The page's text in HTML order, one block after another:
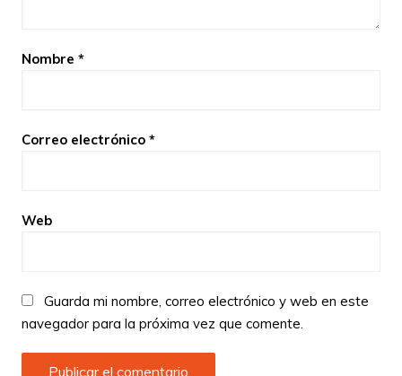
Nombre *
Correo electrónico *
Web
Guarda mi nombre, correo electrónico y web en este
navegador para la próxima vez que comente.